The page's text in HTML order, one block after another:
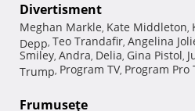
Divertisment
Meghan Markle, Kate Middleton,
Depp, Teo Trandafir, Angelina
Smiley, Andra, Delia, Gina Pistol,
Trump, Program TV, Program Pro
Frumuseţe